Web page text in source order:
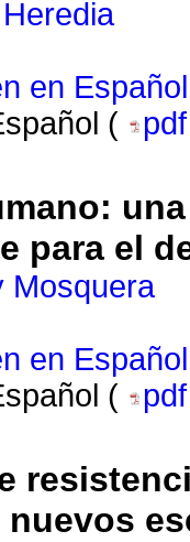
en Español
(
para el
Mosquera
en Español
(